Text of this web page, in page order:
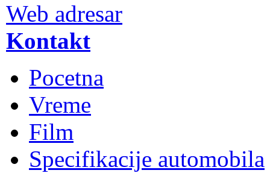
Web adresar
Kontakt
Pocetna
Vreme
Film
Specifikacije automobila